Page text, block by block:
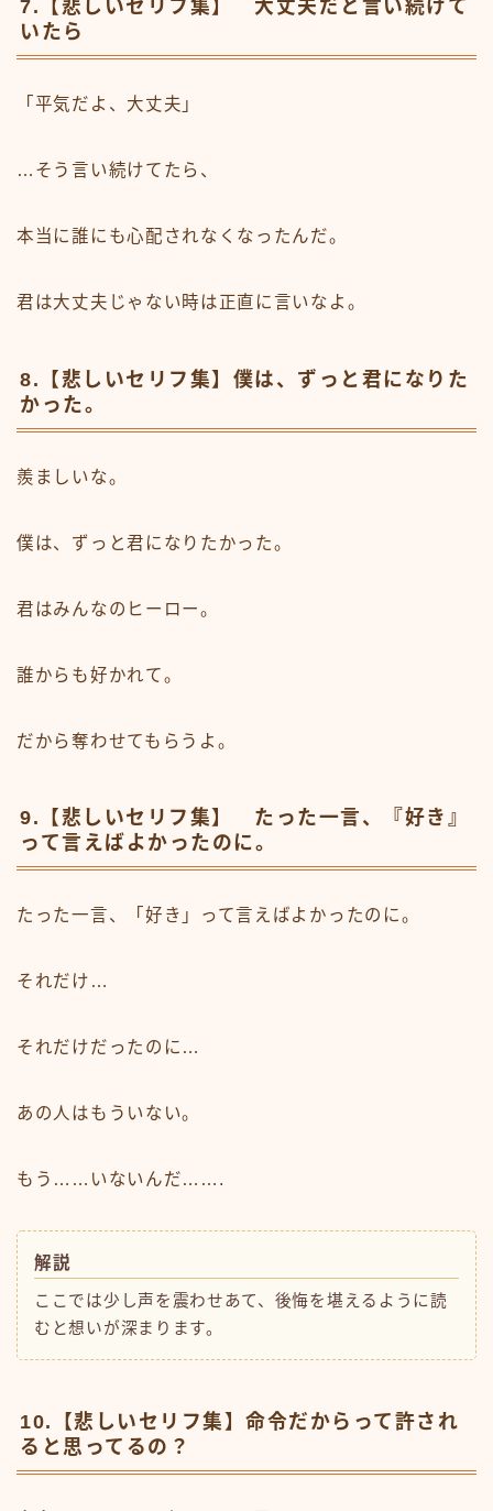
7.【悲しいセリフ集】 大丈夫だと言い続けて
いたら
「平気だよ、大丈夫」
…そう言い続けてたら、
本当に誰にも心配されなくなったんだ。
君は大丈夫じゃない時は正直に言いなよ。
8.【悲しいセリフ集】僕は、ずっと君になりた
かった。
羨ましいな。
僕は、ずっと君になりたかった。
君はみんなのヒーロー。
誰からも好かれて。
だから奪わせてもらうよ。
9.【悲しいセリフ集】 たった一言、『好き』
って言えばよかったのに。
たった一言、「好き」って言えばよかったのに。
それだけ…
それだけだったのに…
あの人はもういない。
もう……いないんだ…….
解説
ここでは少し声を震わせあて、後悔を堪えるように読
むと想いが深まります。
10.【悲しいセリフ集】命令だからって許され
ると思ってるの？